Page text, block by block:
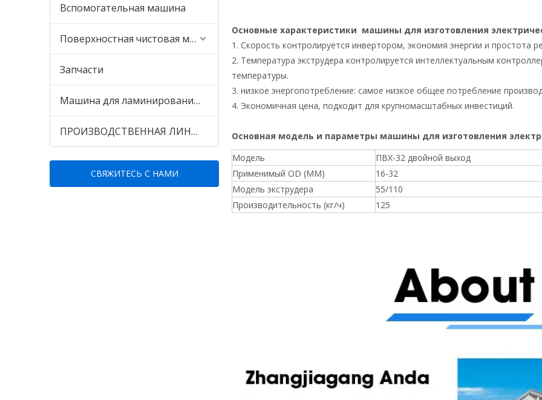
Вспомогательная машина
Поверхностная чистовая машина
Запчасти
Машина для ламинирования стеновых панелей ПВХ
ПРОИЗВОДСТВЕННАЯ ЛИНИЯ ДЛЯ ПРОИЗВОДСТВА СТЕНОВОЙ ПАНЕЛИ ПВХ WPC для рынка Пакистана и Индии
СВЯЖИТЕСЬ С НАМИ
Основные характеристики машины для изготовления
1. Скорость контролируется инвертором, экономия энергии и простота
2. Температура экструдера контролируется интеллектуальным
температуры.
3. низкое энергопотребление: самое низкое общее потребление
4. Экономичная цена, подходит для крупномасштабных инвестиций.
Основная модель и параметры машины для изготовления
Модель
ПВХ-32 двойной выход
Применимый OD (MM)
16-32
Модель экструдера
55/110
Производительность (кг/ч)
125